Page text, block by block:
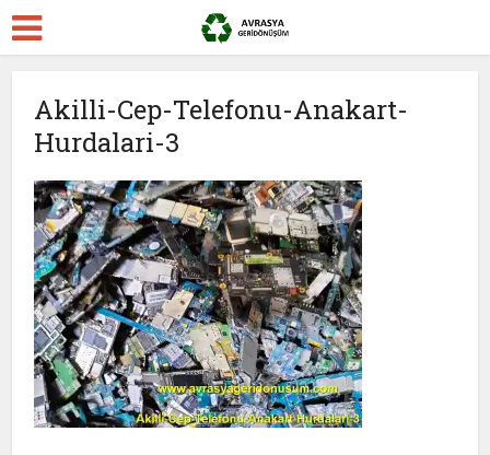
Akilli-Cep-Telefonu-Anakart-
Hurdalari-3